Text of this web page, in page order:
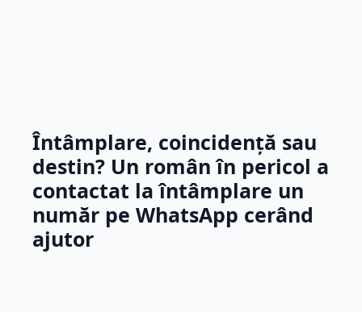
Întâmplare, coincidență sau
destin? Un român în pericol a
contactat la întâmplare un
număr pe WhatsApp cerând
ajutor